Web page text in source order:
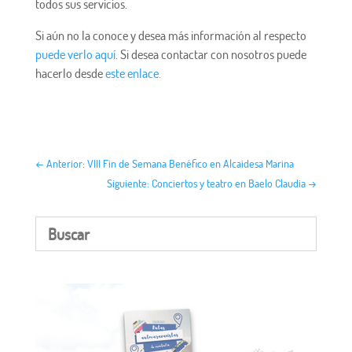
todos sus servicios.
Si aún no la conoce y desea más información al respecto
puede verlo aquí. Si desea contactar con nosotros puede
hacerlo desdeeste enlace.
← Anterior: VIII Fin de Semana Benéfico en Alcaidesa Marina
Siguiente: Conciertos y teatro en Baelo Claudia →